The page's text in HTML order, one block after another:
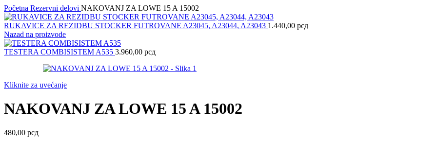
Početna Rezervni delovi NAKOVANJ ZA LOWE 15 A 15002
RUKAVICE ZA REZIDBU STOCKER FUTROVANE A23045, A23044, A23043 1.440,00 рсд
Nazad na proizvode
TESTERA COMBISISTEM A535 3.960,00 рсд
Kliknite za uvećanje
NAKOVANJ ZA LOWE 15 A 15002
480,00 рсд